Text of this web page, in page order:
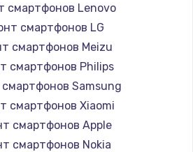
смартфонов Lenovo
смартфонов LG
смартфонов Meizu
смартфонов Philips
Samsung
смартфонов Xiaomi
смартфонов Apple
смартфонов Nokia